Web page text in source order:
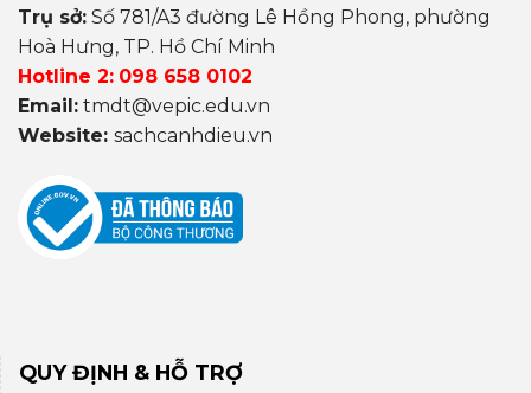
Trụ sở: Số 781/A3 đường Lê Hồng Phong, phường
Hoà Hưng, TP. Hồ Chí Minh
Hotline 2: 098 658 0102
Email: tmdt@vepic.edu.vn
Website: sachcanhdieu.vn
QUY ĐỊNH & HỖ TRỢ